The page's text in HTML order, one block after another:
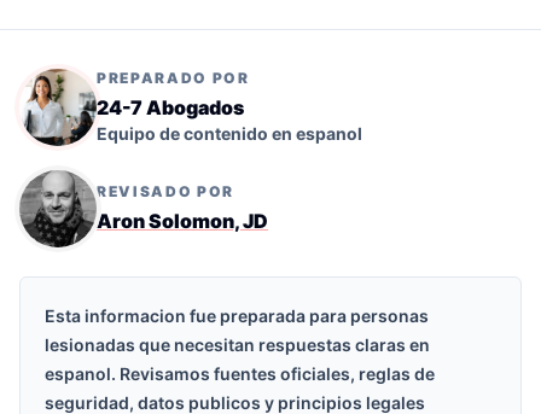
PREPARADO POR
24-7 Abogados
Equipo de contenido en espanol
REVISADO POR
Aron Solomon, JD
Esta informacion fue preparada para personas
lesionadas que necesitan respuestas claras en
espanol. Revisamos fuentes oficiales, reglas de
seguridad, datos publicos y principios legales